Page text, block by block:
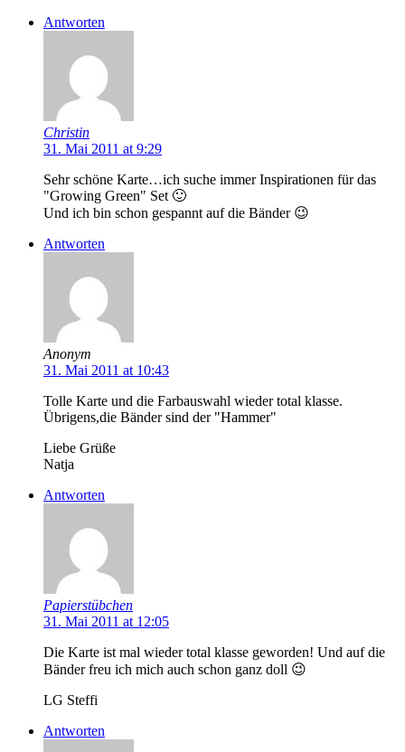
Antworten
Christin
31. Mai 2011 at 9:29
Sehr schöne Karte…ich suche immer Inspirationen für das
"Growing Green" Set 🙂
Und ich bin schon gespannt auf die Bänder 😉
Antworten
Anonym
31. Mai 2011 at 10:43
Tolle Karte und die Farbauswahl wieder total klasse.
Übrigens,die Bänder sind der "Hammer"
Liebe Grüße
Natja
Antworten
Papierstübchen
31. Mai 2011 at 12:05
Die Karte ist mal wieder total klasse geworden! Und auf die
Bänder freu ich mich auch schon ganz doll 😉
LG Steffi
Antworten